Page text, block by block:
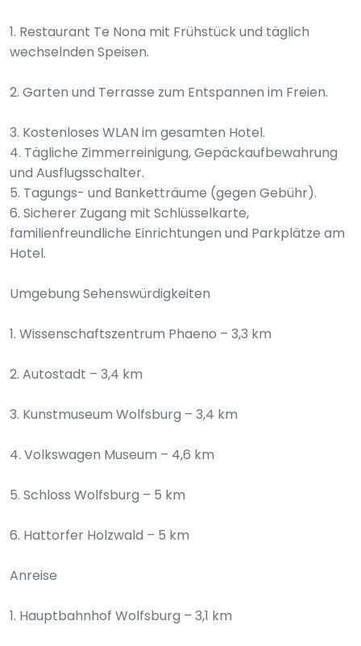
1. Restaurant Te Nona mit Frühstück und täglich
wechselnden Speisen.
2. Garten und Terrasse zum Entspannen im Freien.
3. Kostenloses WLAN im gesamten Hotel.
4. Tägliche Zimmerreinigung, Gepäckaufbewahrung
und Ausflugsschalter.
5. Tagungs- und Banketträume (gegen Gebühr).
6. Sicherer Zugang mit Schlüsselkarte,
familienfreundliche Einrichtungen und Parkplätze am
Hotel.
Umgebung Sehenswürdigkeiten
1. Wissenschaftszentrum Phaeno – 3,3 km
2. Autostadt – 3,4 km
3. Kunstmuseum Wolfsburg – 3,4 km
4. Volkswagen Museum – 4,6 km
5. Schloss Wolfsburg – 5 km
6. Hattorfer Holzwald – 5 km
Anreise
1. Hauptbahnhof Wolfsburg – 3,1 km